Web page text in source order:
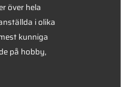
över hela
i olika
kunniga
på hobby,